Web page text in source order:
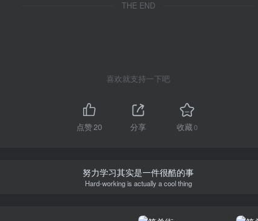
THE END
喜欢就支持一下吧
点赞20 分享 收藏0
努力学习其实是一件很酷的事
Hard-working is actually a cool thing